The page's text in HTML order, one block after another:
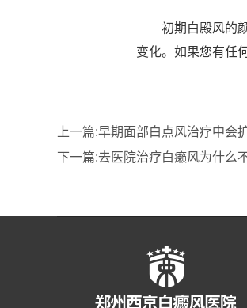
初期白殿风的颜
变化。如果您有任
上一篇:早期面部白点风治疗中会
下一篇:去医院治疗白癞风为什么